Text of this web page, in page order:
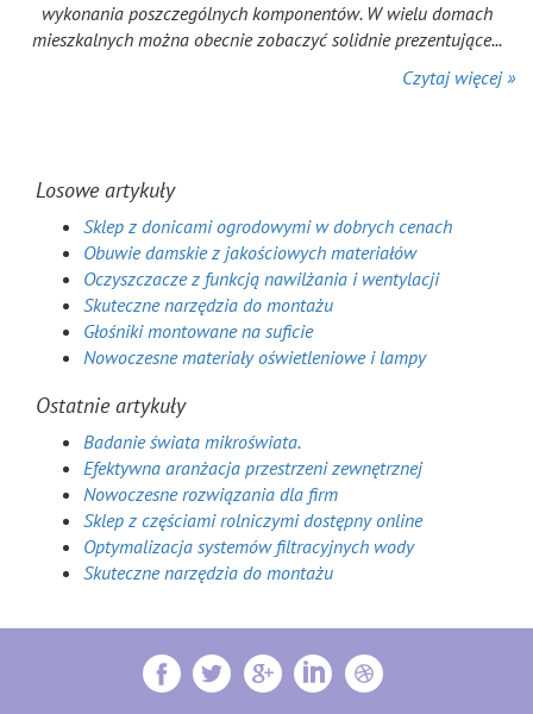
wykonania poszczególnych komponentów. W wielu domach
mieszkalnych można obecnie zobaczyć solidnie prezentujące...
Czytaj więcej »
Losowe artykuły
Sklep z donicami ogrodowymi w dobrych cenach
Obuwie damskie z jakościowych materiałów
Oczyszczacze z funkcją nawilżania i wentylacji
Skuteczne narzędzia do montażu
Głośniki montowane na suficie
Nowoczesne materiały oświetleniowe i lampy
Ostatnie artykuły
Badanie świata mikroświata.
Efektywna aranżacja przestrzeni zewnętrznej
Nowoczesne rozwiązania dla firm
Sklep z częściami rolniczymi dostępny online
Optymalizacja systemów filtracyjnych wody
Skuteczne narzędzia do montażu